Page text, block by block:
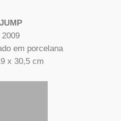
JUMP
2009
em porcelana
x 30,5 cm